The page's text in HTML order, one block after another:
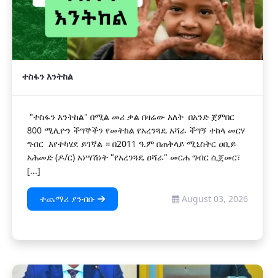
ተስፋን እንትከል
"ተስፋን እንትከል" በሚል መሪ ቃል በዛሬው እለት በአንድ ጀምበር
800 ሚሊዮን ችግኞችን የመትከል የአረንጓዴ አሻራ ችግኝ ተከላ መርሃ
ግብር እየተካሄደ ይገኛል ። በ2011 ዓ.ም በጠቅላይ ሚኒስትር ዐቢይ
አሕመድ (ዶ/ር) አነሣሽነት "የአረንጓዴ ዐሻራ" መርሐ ግብር ሲጀመር፣
[...]
ተጨማሪ ያንብቡ August 03, 2026